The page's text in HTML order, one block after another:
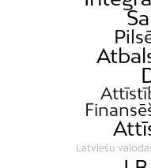
Latviešu